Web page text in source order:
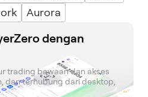
Aurora
dengan
trading bawaan dan akses
dan terhubung dari desktop,